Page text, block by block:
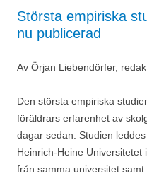
Största empiriska
nu publicerad
Av Örjan Liebendörfer,
Den största empiriska
föräldrars erfarenhet av
dagar sedan. Studien
Heinrich-Heine Universitetet
från samma universitet